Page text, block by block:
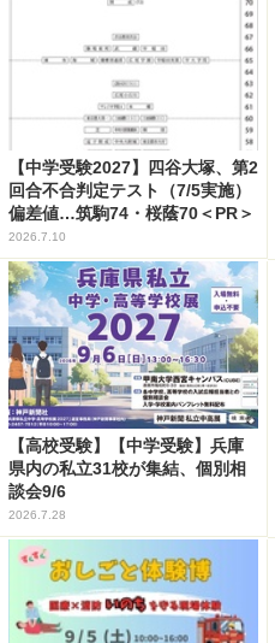
【中学受験2027】四谷大塚、第2
回合不合判定テスト（7/5実施）
偏差値…筑駒74・桜蔭70＜PR＞
2026.7.10
【高校受験】【中学受験】兵庫
県内の私立31校が集結、個別相
談会9/6
2026.7.28